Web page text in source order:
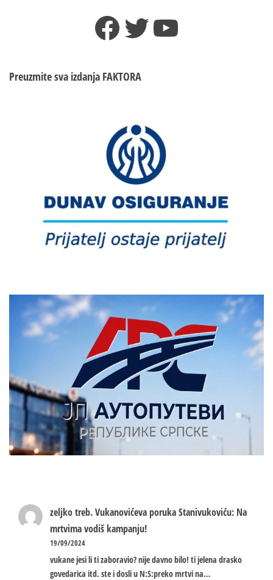
Facebook
TwitterYouTube
Preuzmite sva izdanja FAKTORA
zeljko treb.Vukanovićeva poruka Stanivukoviću: Na
mrtvima vodiš kampanju!
19/09/2024
vukane jesi li ti zaboravio? nije davno bilo! ti jelena drasko
govedarica itd. ste i dosli u N:S:preko mrtvi na…